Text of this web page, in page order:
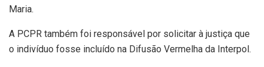
Maria.
A PCPR também foi responsável por solicitar à justiça que
o indivíduo fosse incluído na Difusão Vermelha da Interpol.